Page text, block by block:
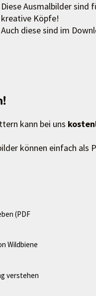
Diese Ausmalbilder sind
kreative Köpfe!
Auch diese sind im
kann bei uns
können einfach als
(PDF
Wildbiene
verstehen